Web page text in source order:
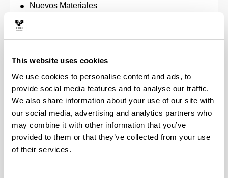
This website uses cookies
We use cookies to personalise content and ads, to
provide social media features and to analyse our traffic.
We also share information about your use of our site with
our social media, advertising and analytics partners who
may combine it with other information that you’ve
provided to them or that they’ve collected from your use
of their services.
Nuevos Materiales
Ingeniería de Materiales Renovables
Ciencia y Tecnología Espacial
Ingeniería de Materiales Avanzados
Ingeniería Energética Sostenible
Investigación en Eficiencia Energética y
Sostenibilidad en Industria, Transporte,
Edificación y Urbanismo
Ingeniería Biomédica
Ciencia y Tecnología Cuánticas